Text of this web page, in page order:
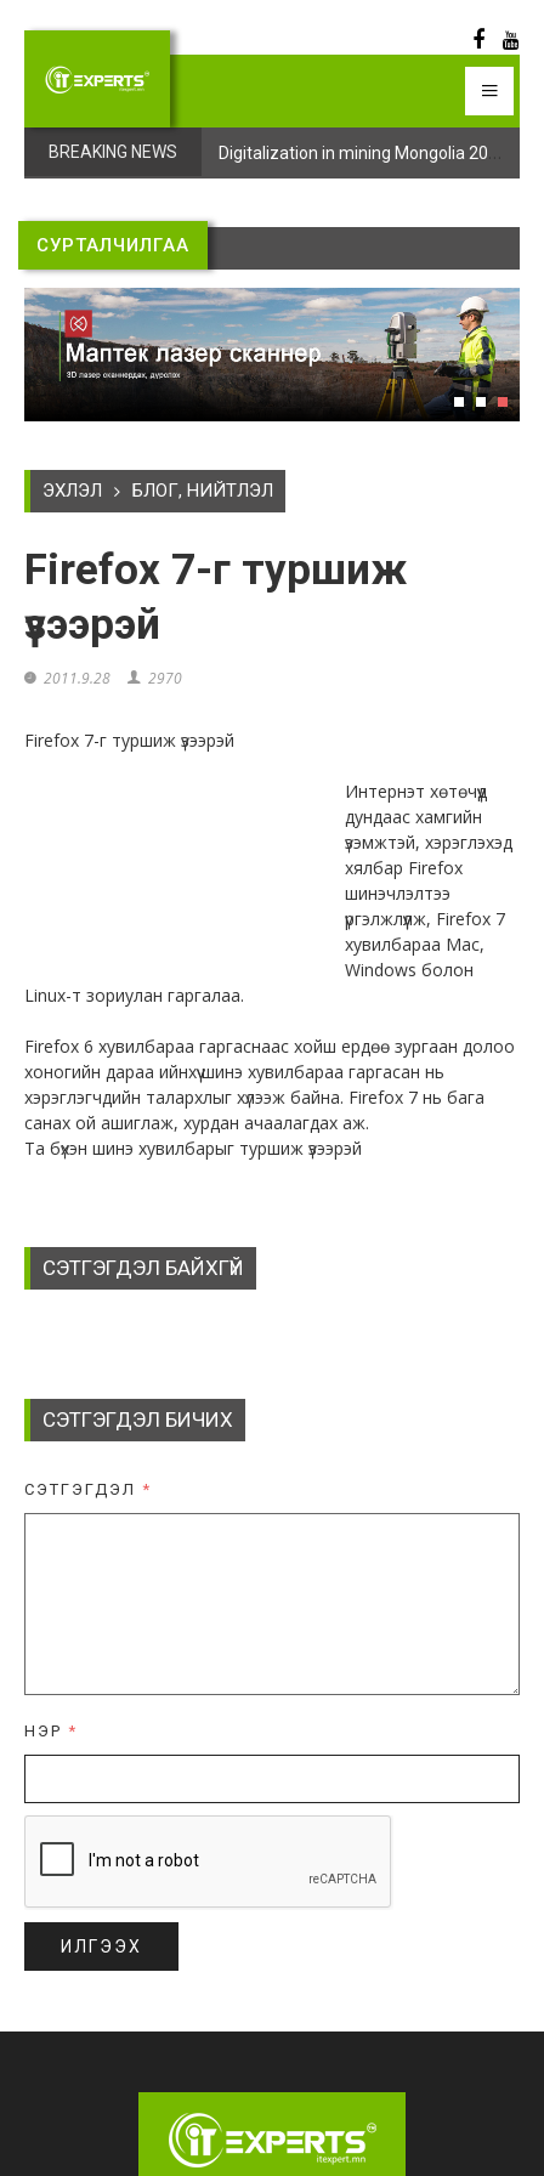
BREAKING NEWS
Digitalization in mining Mongolia 2025 арга хэмжээний бүртгэл эхэллээ Digitalization in mining Mongolia 2025 арга хэмжээний бүртгэл эхэллээ
СУРТАЛЧИЛГАА
ЭХЛЭЛ БЛОГ, НИЙТЛЭЛ
Firefox 7-г туршиж
үзээрэй
2011.9.28 2970
Firefox 7-г туршиж үзээрэй
Интернэт хөтөчүүд
дундаас хамгийн
үзэмжтэй, хэрэглэхэд
хялбар Firefox
шинэчлэлтээ
үргэлжлүүлж, Firefox 7
хувилбараа Mac,
Windows болон
Linux-т зориулан гаргалаа.
Firefox 6 хувилбараа гаргаснаас хойш ердөө зургаан долоо
хоногийн дараа ийнхүү шинэ хувилбараа гаргасан нь
хэрэглэгчдийн талархлыг хүлээж байна. Firefox 7 нь бага
санах ой ашиглаж, хурдан ачаалагдах аж.
Та бүхэн шинэ хувилбарыг туршиж үзээрэй
СЭТГЭГДЭЛ БАЙХГҮЙ
СЭТГЭГДЭЛ БИЧИХ
СЭТГЭГДЭЛ *
НЭР *